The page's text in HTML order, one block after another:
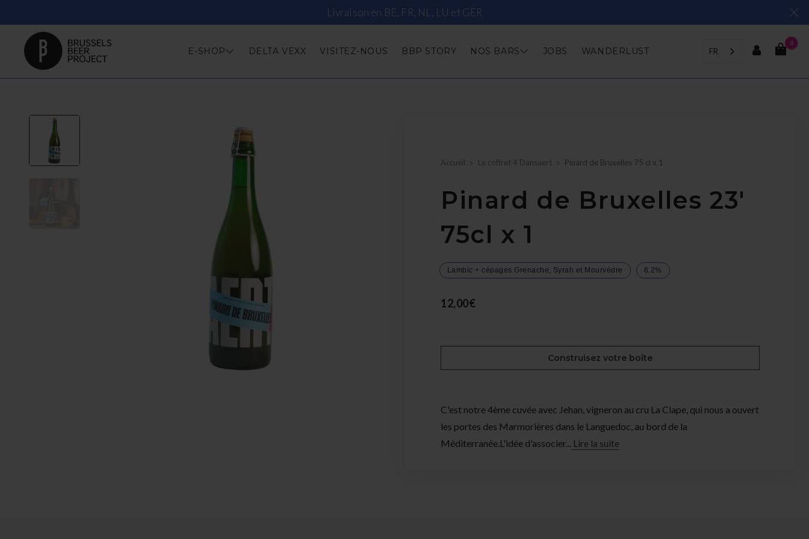
content
Livraison en BE, FR, NL, LU et GER
E-SHOP DELTA VEXX VISITEZ-NOUS BBP STORY NOS BARS JOBS WANDERLUST FR
0
Accueil Le coffret 4 Dansaert Pinard de Bruxelles 75 cl x 1
Pinard de Bruxelles 23'
75cl x 1
Lambic + cépages Grenache, Syrah et Mourvèdre 6.2%
12,00€
Construisez votre boîte
C'est notre 4ème cuvée avec Jehan, vigneron au cru La Clape, qui nous a ouvert
les portes des Marmorières dans le Languedoc, au bord de la
Méditerranée.L'idée d'associer...
Lire la suite